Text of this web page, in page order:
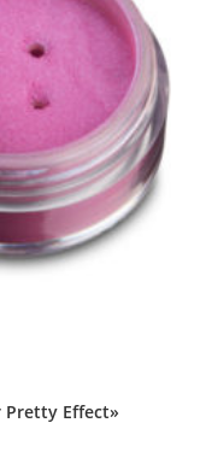
Pretty Effect»